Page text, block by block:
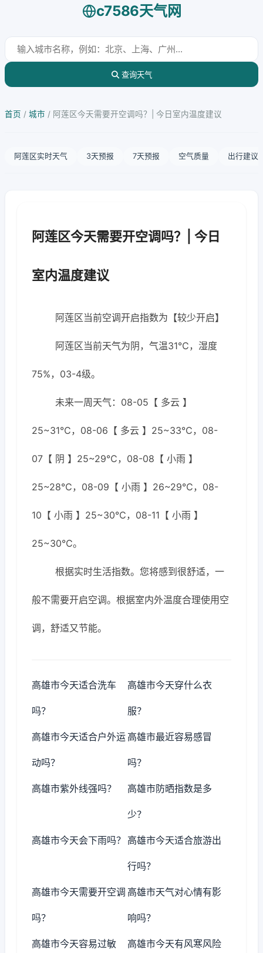
c7586天气网
查询天气
首页 / 城市 / 阿莲区今天需要开空调吗？| 今日室内温度建议
阿莲区实时天气 3天预报 7天预报 空气质量 出行建议
阿莲区今天需要开空调吗？| 今日
室内温度建议
阿莲区当前空调开启指数为【较少开启】
阿莲区当前天气为阴，气温31℃，湿度
75%，03-4级。
未来一周天气：08-05【 多云 】
25~31℃，08-06【 多云 】25~33℃，08-
07【 阴 】25~29℃，08-08【 小雨 】
25~28℃，08-09【 小雨 】26~29℃，08-
10【 小雨 】25~30℃，08-11【 小雨 】
25~30℃。
根据实时生活指数。您将感到很舒适，一
般不需要开启空调。根据室内外温度合理使用空
调，舒适又节能。
高雄市今天适合洗车
吗？
高雄市今天穿什么衣
服？
高雄市今天适合户外运
动吗？
高雄市最近容易感冒
吗？
高雄市紫外线强吗？ 高雄市防晒指数是多
少？
高雄市今天会下雨吗？ 高雄市今天适合旅游出
行吗？
高雄市今天需要开空调
吗？
高雄市天气对心情有影
响吗？
高雄市今天容易过敏 高雄市今天有风寒风险